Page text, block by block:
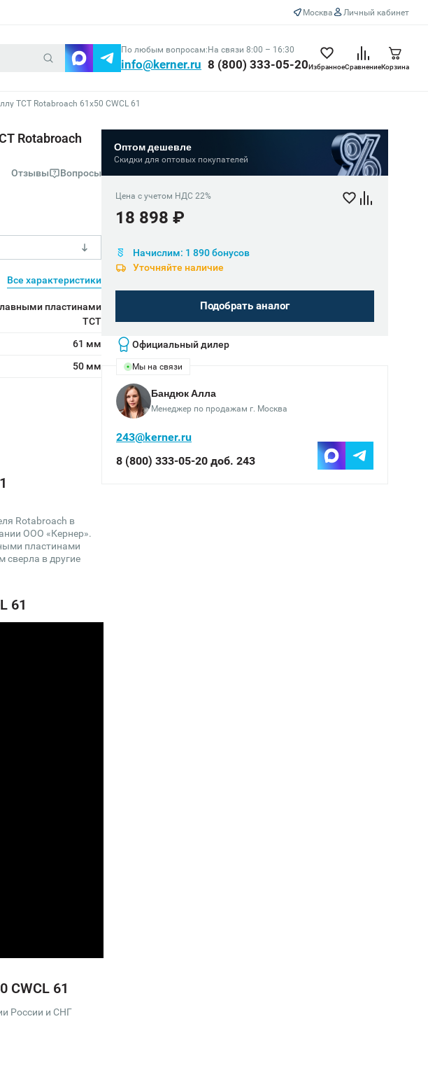
Москва Личный кабинет
По любым вопросам:
info@kerner.ru
На связи 8:00 – 16:30
8 (800) 333-05-20ИзбранноеСравнениеКорзина
TCT Rotabroach 61х50 CWCL 61
Rotabroach
Отзывы Вопросы
Все характеристики
пластинами
TCT
61 мм
50 мм
Rotabroach в
ООО «Кернер».
пластинами
сверла в другие
61
CWCL 61
России и СНГ
Оптом дешевле
Скидки для оптовых покупателей
Цена с учетом НДС 22%
18 898 ₽
Начислим: 1 890 бонусов
Уточняйте наличие
Подобрать аналог
Официальный дилер
Мы на связи
Бандюк Алла
Менеджер по продажам г. Москва
243@kerner.ru
8 (800) 333-05-20 доб. 243